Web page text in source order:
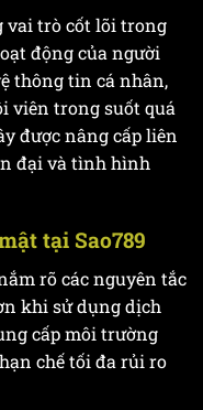
vai trò cốt lõi trong
động của người
thông tin cá nhân,
viên trong suốt quá
được nâng cấp liên
đại và tình hình
tại Sao789
rõ các nguyên tắc
khi sử dụng dịch
cấp môi trường
chế tối đa rủi ro